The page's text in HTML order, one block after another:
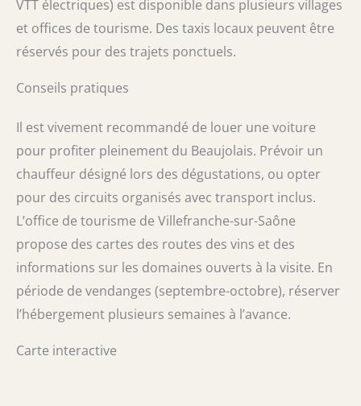
VTT électriques) est disponible dans plusieurs villages
et offices de tourisme. Des taxis locaux peuvent être
réservés pour des trajets ponctuels.
Conseils pratiques
Il est vivement recommandé de louer une voiture
pour profiter pleinement du Beaujolais. Prévoir un
chauffeur désigné lors des dégustations, ou opter
pour des circuits organisés avec transport inclus.
L’office de tourisme de Villefranche-sur-Saône
propose des cartes des routes des vins et des
informations sur les domaines ouverts à la visite. En
période de vendanges (septembre-octobre), réserver
l’hébergement plusieurs semaines à l’avance.
Carte interactive